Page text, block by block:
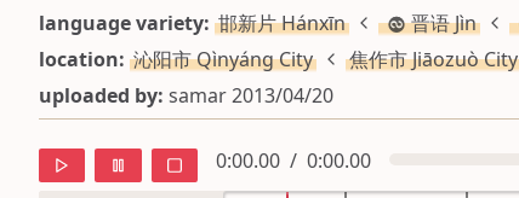
language variety: 邯新片 Hánxīn 晋语 Jìn
location: 沁阳市 Qìnyáng City 焦作市 Jiāozuò City
uploaded by: samar 2013/04/20
0:00.00 / 0:00.00